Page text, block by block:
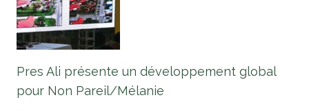
Pres Ali présente un développement global
pour Non Pareil/Mélanie